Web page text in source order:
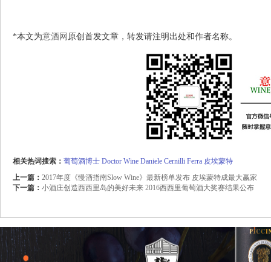
*本文为意酒网 原创首发文章，转发请注明出处和作者名称。
相关热词搜索： 葡萄酒博士 Doctor Wine Daniele Cernilli Ferra 皮埃蒙特
上一篇： 2017年度《慢酒指南Slow Wine》最新榜单发布 皮埃蒙特成最大赢家
下一篇： 小酒庄创造西西里岛的美好未来 2016西西里葡萄酒大奖赛结果公布